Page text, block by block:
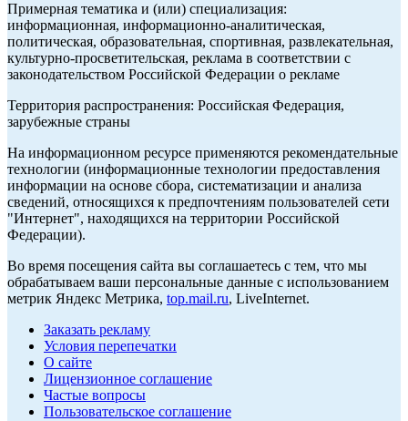
Примерная тематика и (или) специализация:
информационная, информационно-аналитическая,
политическая, образовательная, спортивная, развлекательная,
культурно-просветительская, реклама в соответствии с
законодательством Российской Федерации о рекламе
Территория распространения: Российская Федерация,
зарубежные страны
На информационном ресурсе применяются рекомендательные
технологии (информационные технологии предоставления
информации на основе сбора, систематизации и анализа
сведений, относящихся к предпочтениям пользователей сети
"Интернет", находящихся на территории Российской
Федерации).
Во время посещения сайта вы соглашаетесь с тем, что мы
обрабатываем ваши персональные данные с использованием
метрик Яндекс Метрика, top.mail.ru, LiveInternet.
Заказать рекламу
Условия перепечатки
О сайте
Лицензионное соглашение
Частые вопросы
Пользовательское соглашение